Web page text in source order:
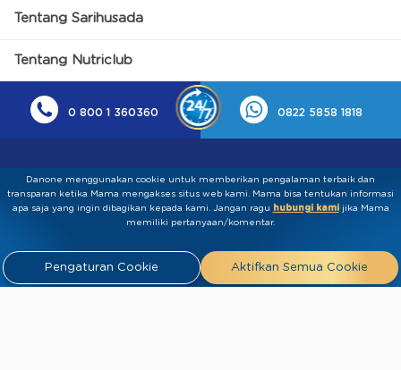
Tentang Sarihusada
Tentang Nutriclub
0 800 1 360360 0822 5858 1818
Kebijakan Privasi Syarat & Ketentuan
Tentang Kami
Danone menggunakan cookie untuk memberikan pengalaman terbaik dan
transparan ketika Mama mengakses situs web kami. Mama bisa tentukan informasi
apa saja yang ingin dibagikan kepada kami.​ ​Jangan ragu hubungi kamijika Mama
memiliki pertanyaan/komentar.
Pengaturan Cookie Aktifkan Semua Cookie